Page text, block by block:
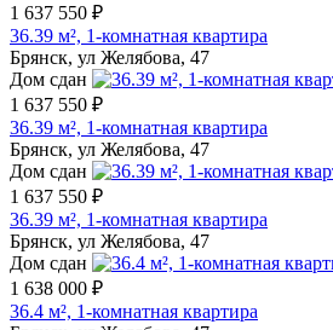
1 637 550 ₽
36.39 м², 1-комнатная квартира
Брянск, ул Желябова, 47
Дом сдан
1 637 550 ₽
36.39 м², 1-комнатная квартира
Брянск, ул Желябова, 47
Дом сдан
1 637 550 ₽
36.39 м², 1-комнатная квартира
Брянск, ул Желябова, 47
Дом сдан
1 638 000 ₽
36.4 м², 1-комнатная квартира